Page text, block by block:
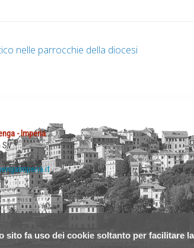
sito fa uso dei cookie soltanto per facilitare
nelle parrocchie della diocesi
- Imperia
SV